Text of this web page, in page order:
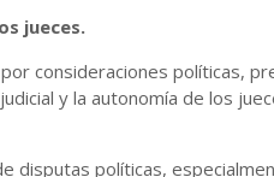
jueces.
consideraciones políticas,
y la autonomía de los
disputas políticas,